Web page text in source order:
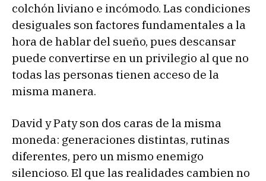
colchón liviano e incómodo. Las condiciones
desiguales son factores fundamentales a la
hora de hablar del sueño, pues descansar
puede convertirse en un privilegio al que no
todas las personas tienen acceso de la
misma manera.
David y Paty son dos caras de la misma
moneda: generaciones distintas, rutinas
diferentes, pero un mismo enemigo
silencioso. El que las realidades cambien no